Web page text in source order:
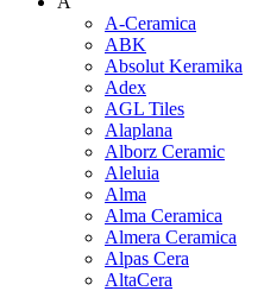
A-Ceramica
ABK
Absolut Keramika
Adex
AGL Tiles
Alaplana
Alborz Ceramic
Aleluia
Alma
Alma Ceramica
Almera Ceramica
Alpas Cera
AltaCera